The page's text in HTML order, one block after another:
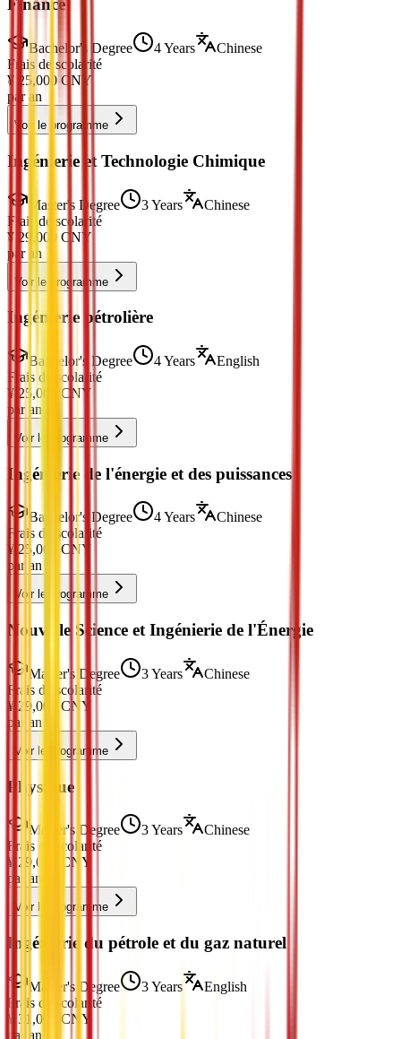
Finance
Bachelor's Degree 4 Years
Chinese
Frais de scolarité
¥ 25,000 CNY
par an
Voir le programme
Ingénierie et Technologie Chimique
Master's Degree 3 Years
Chinese
Frais de scolarité
¥ 29,000 CNY
par an
Voir le programme
Ingénierie pétrolière
Bachelor's Degree 4 Years
English
Frais de scolarité
¥ 25,000
CNY
par an
Voir le programme
Ingénierie de l'énergie et des puissances
Bachelor's Degree 4 Years
Chinese
Frais de scolarité
¥ 25,000
CNY
par an
Voir le programme
Nouvelle Science et Ingénierie de l'Énergie
Master's Degree 3 Years
Chinese
Frais de scolarité
¥ 29,000
CNY
par an
Voir le programme
Physique
Master's Degree 3 Years
Chinese
Frais de scolarité
¥ 29,000
CNY
par an
Voir le programme
Ingénierie du pétrole et du gaz naturel
Master's Degree 3 Years
English
Frais de scolarité
¥ 31,000
CNY
par an